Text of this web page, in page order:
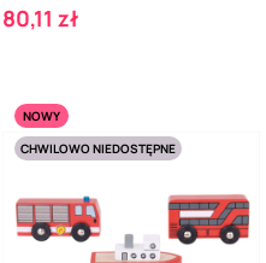
Cena
80,11 zł
NOWY
CHWILOWO NIEDOSTĘPNE